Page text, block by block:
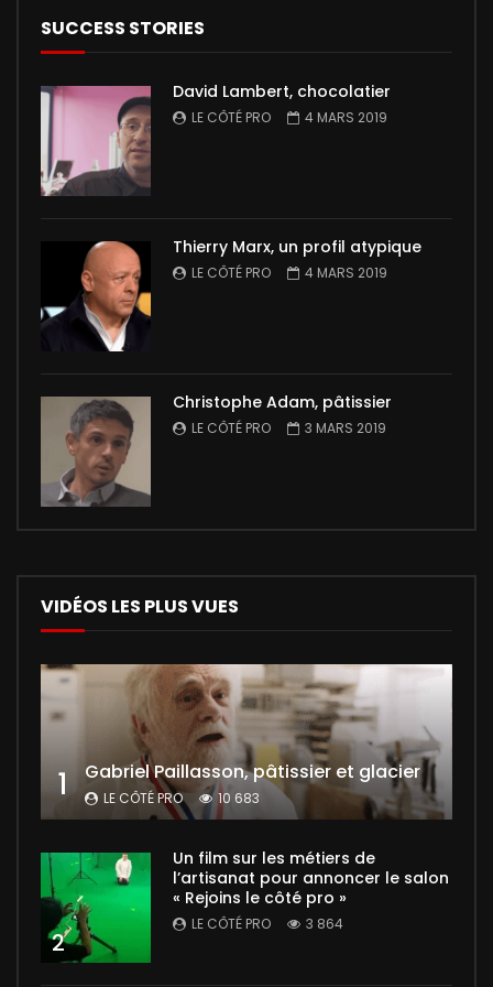
SUCCESS STORIES
David Lambert, chocolatier
LE CÔTÉ PRO 4 MARS 2019
Thierry Marx, un profil atypique
LE CÔTÉ PRO 4 MARS 2019
Christophe Adam, pâtissier
LE CÔTÉ PRO 3 MARS 2019
VIDÉOS LES PLUS VUES
1 Gabriel Paillasson, pâtissier et glacier
LE CÔTÉ PRO 10 683
2
Un film sur les métiers de
l’artisanat pour annoncer le salon
« Rejoins le côté pro »
LE CÔTÉ PRO 3 864